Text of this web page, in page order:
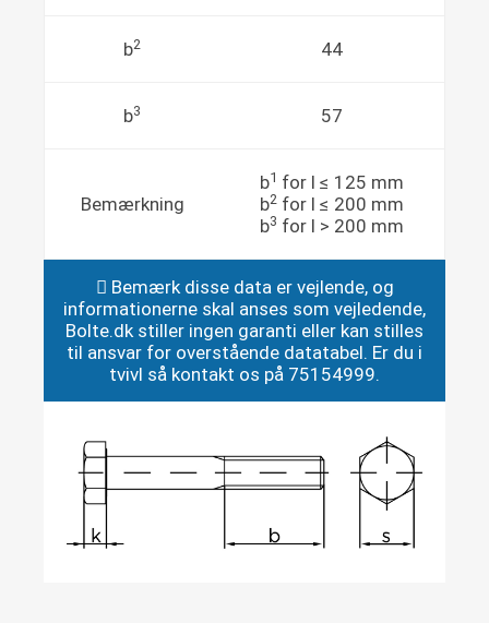
b2 44
b3 57
Bemærkning
b1 for l ≤ 125 mm
b2 for l ≤ 200 mm
b3 for l > 200 mm
Bemærk disse data er vejlende, og
informationerne skal anses som vejledende,
Bolte.dk stiller ingen garanti eller kan stilles
til ansvar for overstående datatabel. Er du i
tvivl så kontakt os på 75154999.